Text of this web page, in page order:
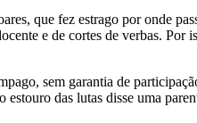
que fez estrago por onde
e de cortes de verbas. Por
sem garantia de
das lutas disse uma